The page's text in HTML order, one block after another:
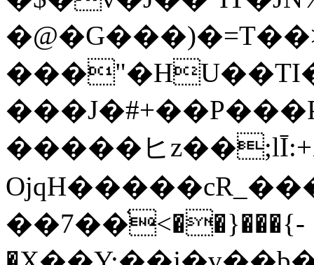
�����ヒz��;lĪ:+ۿ*~Nb]i���$��
��7��֫<��}���{-